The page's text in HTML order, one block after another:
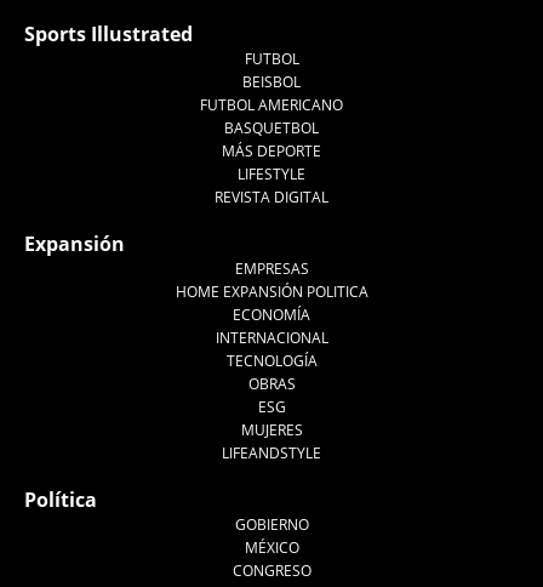
Sports Illustrated
FUTBOL
BEISBOL
FUTBOL AMERICANO
BASQUETBOL
MÁS DEPORTE
LIFESTYLE
REVISTA DIGITAL
Expansión
EMPRESAS
HOME EXPANSIÓN POLITICA
ECONOMÍA
INTERNACIONAL
TECNOLOGÍA
OBRAS
ESG
MUJERES
LIFEANDSTYLE
Política
GOBIERNO
MÉXICO
CONGRESO